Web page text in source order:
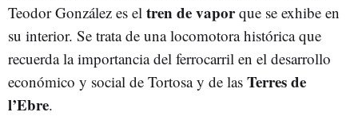
Teodor González es el tren de vaporque se exhibe en
su interior. Se trata de una locomotora histórica que
recuerda la importancia del ferrocarril en el desarrollo
económico y social de Tortosa y de las Terres de
l’Ebre.